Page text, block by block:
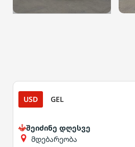
USD GEL
შეიძინე დღესვე
მდებარეობა